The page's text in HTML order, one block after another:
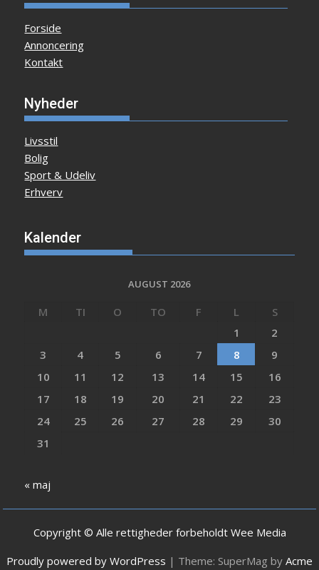
Forside
Annoncering
Kontakt
Nyheder
Livsstil
Bolig
Sport & Udeliv
Erhverv
Kalender
AUGUST 2026
M TI O TO F L
S
1
2
3
4 5 6 7 8
9
10
11 12 13 14 15
16
17
18 19 20 21 22
23
24
25 26 27 28 29
30
31
« maj
Copyright © Alle rettigheder forbeholdt Wee Media
Proudly powered by WordPress | Theme: SuperMag by Acme